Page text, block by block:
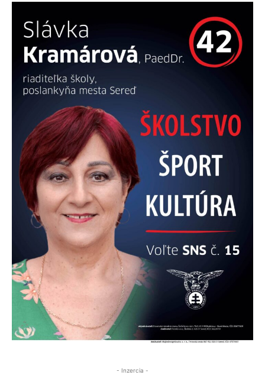
- Inzercia -